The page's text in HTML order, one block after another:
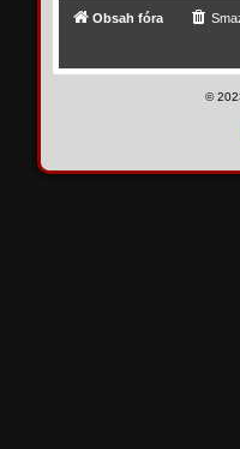
Obsah fóra
©